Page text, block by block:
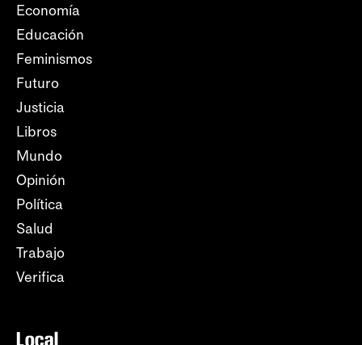
Economía
Educación
Feminismos
Futuro
Justicia
Libros
Mundo
Opinión
Política
Salud
Trabajo
Verifica
Local